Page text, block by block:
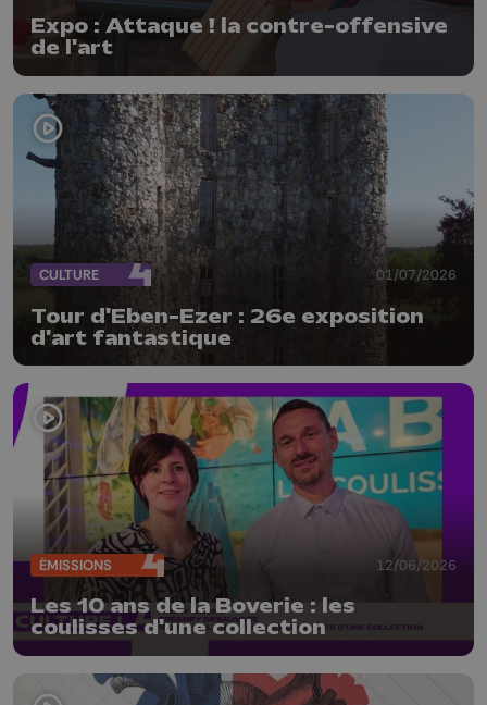
Expo : Attaque ! la contre-offensive
de l'art
CULTURE 01/07/2026
Tour d'Eben-Ezer : 26e exposition
d'art fantastique
ÉMISSIONS 12/06/2026
Les 10 ans de la Boverie : les
coulisses d'une collection